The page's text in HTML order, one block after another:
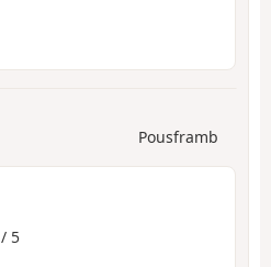
Pousframb
/ 5